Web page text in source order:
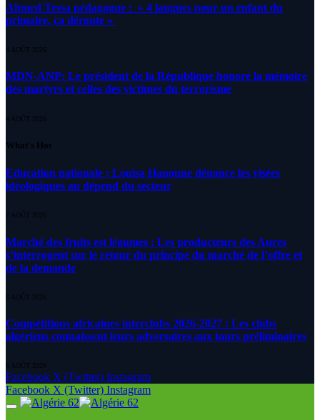
Ahmed Tessa pédagogue : » 4 langues pour un enfant du
primaire, ça déroute «
4 AOÛT 2026
MDN-ANP: Le président de la République honore la mémoire
des martyrs et celles des victimes du terrorisme
4 AOÛT 2026
What's Hot
Education nationale : Louisa Hanoune dénonce les visées
idéologiques au dépend du secteur
7 AOÛT 2026
Marché des fruits est légumes : Les producteurs des Aures
s’interrogent sur le retour du principe du marché de l’offre et
de la demande
6 AOÛT 2026
Compétitions africaines interclubs 2026-2027 : Les clubs
algériens connaissent leurs adversaires aux tours préliminaires
6 AOÛT 2026
Facebook X (Twitter) Instagram
Facebook X (Twitter) Instagram